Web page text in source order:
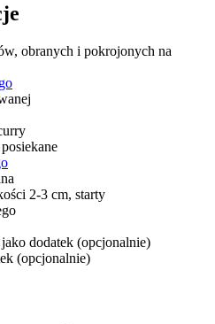
obranych i pokrojonych na
2-3 cm, starty
dodatek (opcjonalnie)
(opcjonalnie)